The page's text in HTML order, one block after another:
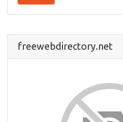
freewebdirectory.net